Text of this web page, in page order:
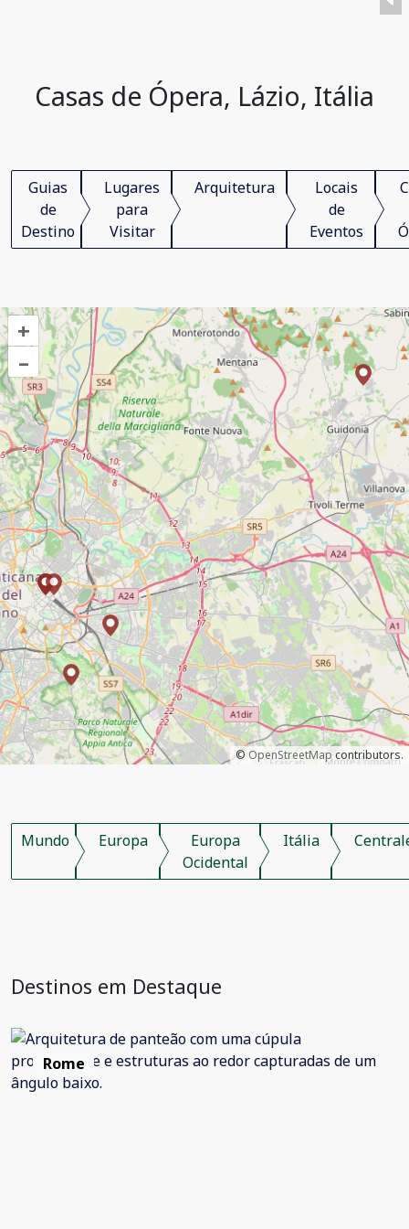
Casas de Ópera, Lázio, Itália
Guias
de
Destino
Lugares
para
Visitar
Arquitetura
Locais
de
Eventos
+
–
© OpenStreetMapcontributors.
Mundo Europa
Europa
Ocidental
Itália
Destinos em Destaque
Rome